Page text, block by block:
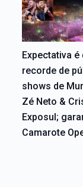
Expectativa é
recorde de
shows de
Zé Neto &
Exposul;
Camarote